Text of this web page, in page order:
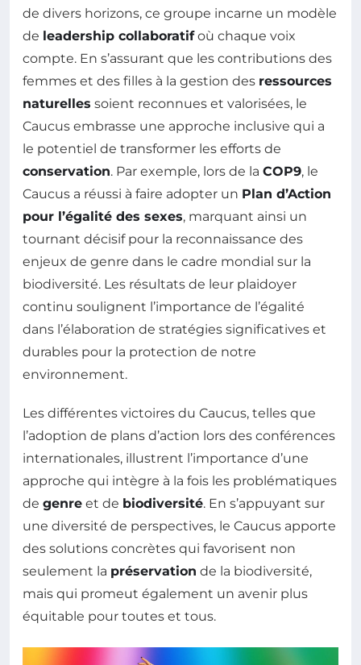
de divers horizons, ce groupe incarne un modèle
de leadership collaboratifoù chaque voix
compte. En s’assurant que les contributions des
femmes et des filles à la gestion des ressources
naturelles soient reconnues et valorisées, le
Caucus embrasse une approche inclusive qui a
le potentiel de transformer les efforts de
conservation. Par exemple, lors de la COP9, le
Caucus a réussi à faire adopter un Plan d’Action
pour l’égalité des sexes, marquant ainsi un
tournant décisif pour la reconnaissance des
enjeux de genre dans le cadre mondial sur la
biodiversité. Les résultats de leur plaidoyer
continu soulignent l’importance de l’égalité
dans l’élaboration de stratégies significatives et
durables pour la protection de notre
environnement.
Les différentes victoires du Caucus, telles que
l’adoption de plans d’action lors des conférences
internationales, illustrent l’importance d’une
approche qui intègre à la fois les problématiques
de genre et de biodiversité. En s’appuyant sur
une diversité de perspectives, le Caucus apporte
des solutions concrètes qui favorisent non
seulement la préservation de la biodiversité,
mais qui promeut également un avenir plus
équitable pour toutes et tous.